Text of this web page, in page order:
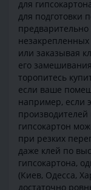
для
для подготовки
незакрепленных
или заказывая
его
торопитесь
если ваше
например, если
гипсокартон
при резких
даже клей по
гипсокартона,
(Киев, Одесса,
достаточно